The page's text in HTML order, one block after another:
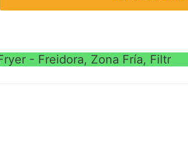
- Freidora, Zona Fría, Filtr